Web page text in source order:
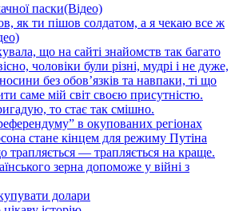
паски(Відео)
як ти пішов солдатом, а я чекаю все ж
що на сайті знайомств так багато
чоловіки були різні, мудрі і не дуже,
без обов’язків та навпаки, ті що
саме мій світ своєю присутністю.
то стає так смішно.
в окупованих регіонах
стане кінцем для режиму Путіна
трапляється — трапляється на краще.
зерна допоможе у війні з
долари